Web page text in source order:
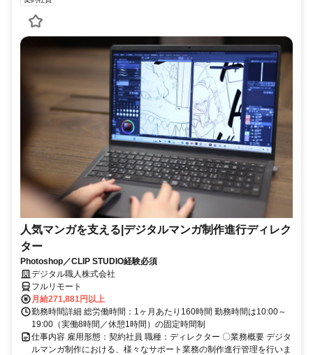
人気マンガを支える|デジタルマンガ制作進行ディレク
ター
Photoshop／CLIP STUDIO経験必須
デジタル職人株式会社
フルリモート
月給271,881円以上
勤務時間詳細 総労働時間：1ヶ月あたり160時間 勤務時間は10:00～
19:00（実働8時間／休憩1時間）の固定時間制
仕事内容 雇用形態：契約社員 職種：ディレクター 〇業務概要 デジタ
ルマンガ制作における、様々なサポート業務の制作進行管理を行いま